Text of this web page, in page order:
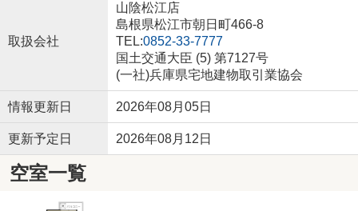
取扱会社
山陰松江店
島根県松江市朝日町466-8
TEL:0852-33-7777
国土交通大臣 (5) 第7127号
(一社)兵庫県宅地建物取引業協会
情報更新日 2026年08月05日
更新予定日 2026年08月12日
空室一覧